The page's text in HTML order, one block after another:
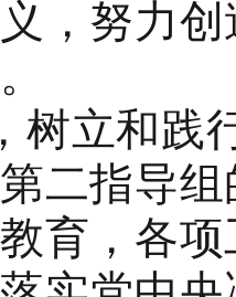
，努力
树立和践
二指导
育，各